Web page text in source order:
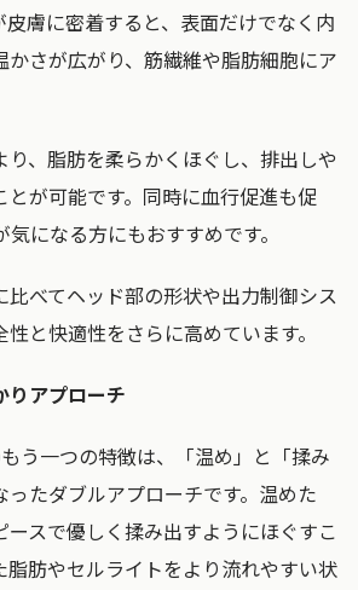
膚に密着すると、表面だけでなく内
さが広がり、筋繊維や脂肪細胞にア
、脂肪を柔らかくほぐし、排出しや
とが可能です。同時に血行促進も促
になる方にもおすすめです。
比べてヘッド部の形状や出力制御シス
と快適性をさらに高めています。
りアプローチ
う一つの特徴は、「温め」と「揉み
ったダブルアプローチです。温めた
スで優しく揉み出すようにほぐすこ
脂肪やセルライトをより流れやすい状